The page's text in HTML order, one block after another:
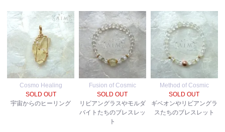
Cosmo Healing
SOLD OUT
宇宙からのヒーリング
Fusion of Cosmic
SOLD OUT
リビアングラスやモルダ
バイトたちのブレスレッ
ト
Method of Cosmic
SOLD OUT
ギベオンやリビアングラ
スたちのブレスレット